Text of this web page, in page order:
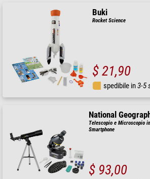
Buki
Rocket Science
$ 21,90
spedibile in3-5
National
Telescopio e Microscopio
Smartphone
$ 93,00